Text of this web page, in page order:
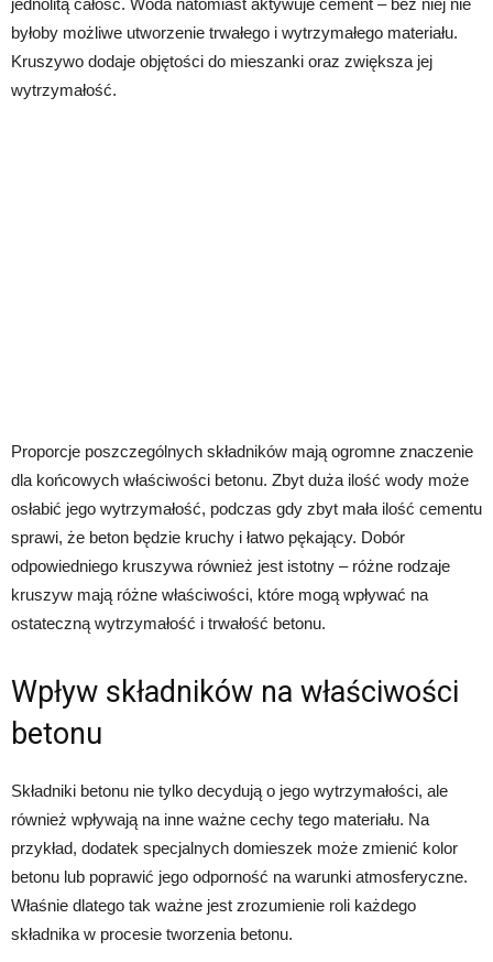
jednolitą całość. Woda natomiast aktywuje cement – bez niej nie
byłoby możliwe utworzenie trwałego i wytrzymałego materiału.
Kruszywo dodaje objętości do mieszanki oraz zwiększa jej
wytrzymałość.
Proporcje poszczególnych składników mają ogromne znaczenie
dla końcowych właściwości betonu. Zbyt duża ilość wody może
osłabić jego wytrzymałość, podczas gdy zbyt mała ilość cementu
sprawi, że beton będzie kruchy i łatwo pękający. Dobór
odpowiedniego kruszywa również jest istotny – różne rodzaje
kruszyw mają różne właściwości, które mogą wpływać na
ostateczną wytrzymałość i trwałość betonu.
Wpływ składników na właściwości
betonu
Składniki betonu nie tylko decydują o jego wytrzymałości, ale
również wpływają na inne ważne cechy tego materiału. Na
przykład, dodatek specjalnych domieszek może zmienić kolor
betonu lub poprawić jego odporność na warunki atmosferyczne.
Właśnie dlatego tak ważne jest zrozumienie roli każdego
składnika w procesie tworzenia betonu.